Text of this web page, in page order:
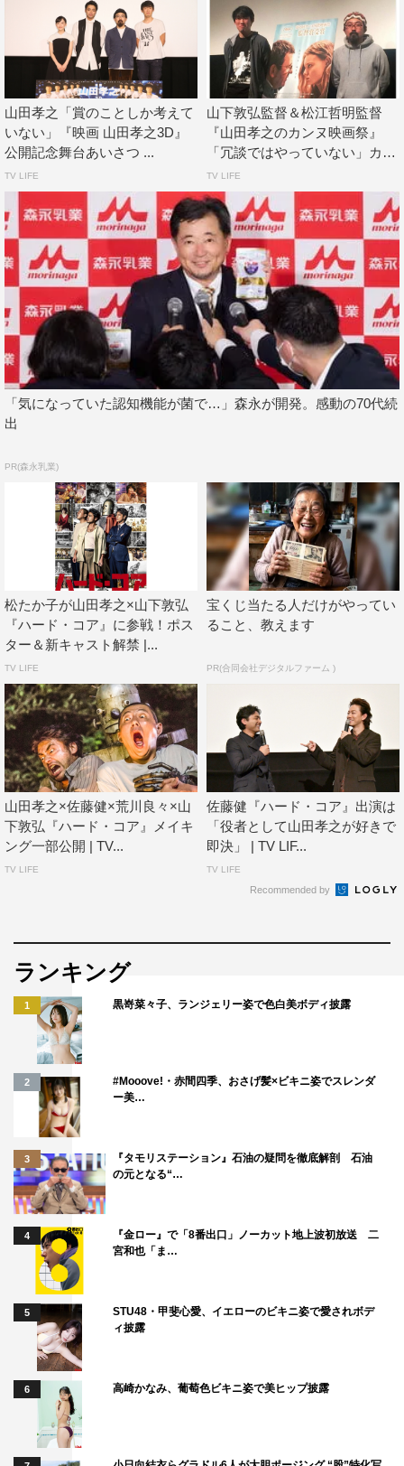
＜山田孝之コメント＞
2016年、僕と山下さんは手を取り合い、衝突を重ね、決
別し、再び手を取り合いひとつの映画を完成させました。
この映画には僕の今までの人生とこれからのすべてが詰め
込まれています。それを引きだせたのは、山下さんとの関
係なしでは成せないことでした。そして、そのすべてを見
届けてくれた芦田さん。僕は芦田さんと出会ったことでた
くさん失い、たくさん発見することができました。いつか
芦田さんのような大人になるため、山田孝之は現実をぶち
壊し続けて生きていきます。
＜松江監督コメント＞
山下君から「山田君が自分を題材にした映画を撮りたいと
言ってるんだけど」と相談され、カメラ目線でこれまでの
人生を語る山田孝之を見たとき、この映画は彼の脳内にダ
イブするようなドキュメンタリーにしなければならないと
えてくるからです、「もっと飛べ！」と。僕の勘違い、ま
たは洗脳されていただけかもしれませんが、3Dだからこ
そ効く体感映画が完成してしまったと自負しています。あ
の目力に注意してご覧ください。
＜山下監督コメント＞
山田孝之君とこの三年間、いろいろなことがありました。
「真剣じゃないと芝居ができない」から始まり、しまいに
はナパーム爆破してからの逃亡…。山田君とは二度と映画
は作れないんじゃないかと諦めていましたが、この度、芦
田愛菜さんのおかげで1本の映画を作ることができまし
た。これは人間・山田孝之と、山下敦弘のけじめとしての
映画です。どうか皆さま劇場で見届けてください。この映
画を芦田愛菜さんにささげます。
映画「映画 山田孝之 3D」
配給：東宝映像事業部
©2017「映画 山田孝之」製作委員会
公式サイト：http://www.tv-
tokyo.co.jp/yamada_cannes/takayuki_yamada_the_movie
テレビ東京
芦田愛菜
山田孝之「賞のことしか考えて
いない」『映画 山田孝之3D』
公開記念舞台あいさつ ...
TV LIFE
山下敦弘監督＆松江哲明監督
『山田孝之のカンヌ映画祭』
「冗談ではやっていない」カ
ン...
TV LIFE
「気になっていた認知機能が菌で…」森永が開発。感動の70代続
出
PR(森永乳業)
松たか子が山田孝之×山下敦弘
『ハード・コア』に参戦！ポス
ター＆新キャスト解禁 |...
TV LIFE
宝くじ当たる人だけがやってい
ること、教えます
PR(合同会社デジタルファーム )
山田孝之×佐藤健×荒川良々×山
下敦弘『ハード・コア』メイキ
ング一部公開 | TV...
TV LIFE
佐藤健『ハード・コア』出演は
「役者として山田孝之が好きで
即決」 | TV LIF...
TV LIFE
Recommended by
ランキング
1 黒嵜菜々子、ランジェリー姿で色白美ボディ披露
2
#Mooove!・赤間四季、おさげ髪×ビキニ姿でスレンダ
ー美…
3
『タモリステーション』石油の疑問を徹底解剖 石油
の元となる“…
4
『金ロー』で「8番出口」ノーカット地上波初放送 二
宮和也「ま…
5
STU48・甲斐心愛、イエローのビキニ姿で愛されボデ
ィ披露
6 高崎かなみ、葡萄色ビキニ姿で美ヒップ披露